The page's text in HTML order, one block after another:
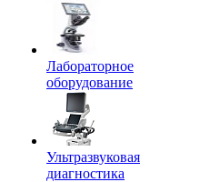
Лабораторное
оборудование
Ультразвуковая
диагностика